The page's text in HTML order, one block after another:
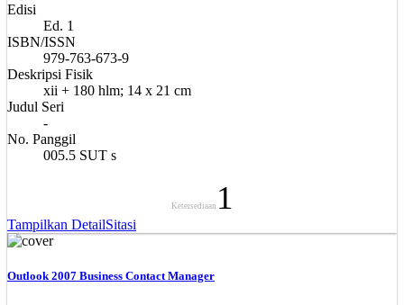
Edisi
Ed. 1
ISBN/ISSN
979-763-673-9
Deskripsi Fisik
xii + 180 hlm; 14 x 21 cm
Judul Seri
-
No. Panggil
005.5 SUT s
Ketersediaan 1
Tampilkan DetailSitasi
Outlook 2007 Business Contact Manager